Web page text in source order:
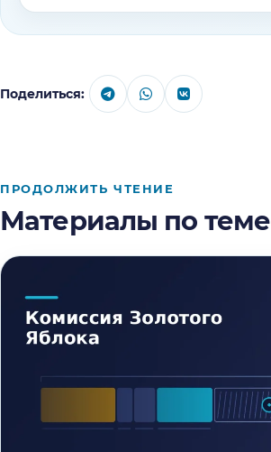
Поделиться:
ПРОДОЛЖИТЬ ЧТЕНИЕ
Материалы по теме